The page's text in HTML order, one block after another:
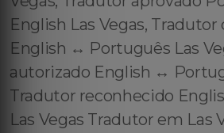
English Las Vegas,
English ↔️ Português Las
autorizado English ↔️
Tradutor reconhecido
Las Vegas Tradutor em Las